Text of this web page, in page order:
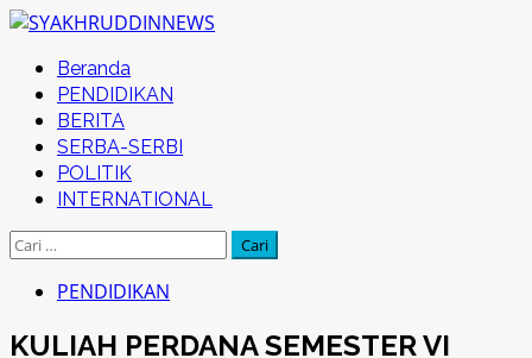
Skip
content
Primary
Menu
Beranda
PENDIDIKAN
BERITA
SERBA-SERBI
POLITIK
INTERNATIONAL
Cari
PENDIDIKAN
KULIAH PERDANA SEMESTER VI